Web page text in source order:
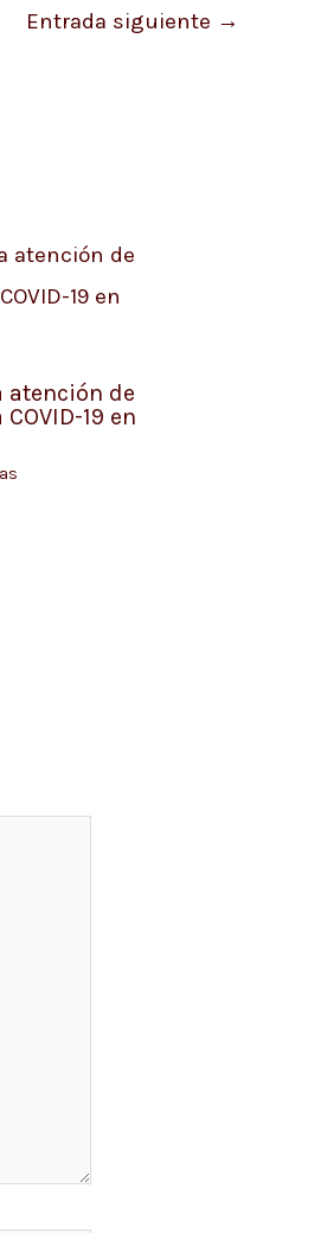
Entrada siguiente →
atención de
19 en